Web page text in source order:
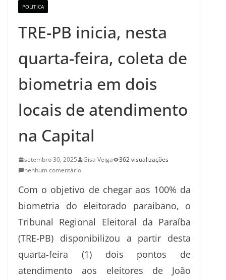
POLITICA
TRE-PB inicia, nesta
quarta-feira, coleta de
biometria em dois
locais de atendimento
na Capital
setembro 30, 2025 Gisa Veiga
362 visualizações
nenhum comentário
Com o objetivo de chegar aos 100% da
biometria do eleitorado paraibano, o
Tribunal Regional Eleitoral da Paraíba
(TRE-PB) disponibilizou a partir desta
quarta-feira (1) dois pontos de
atendimento aos eleitores de João